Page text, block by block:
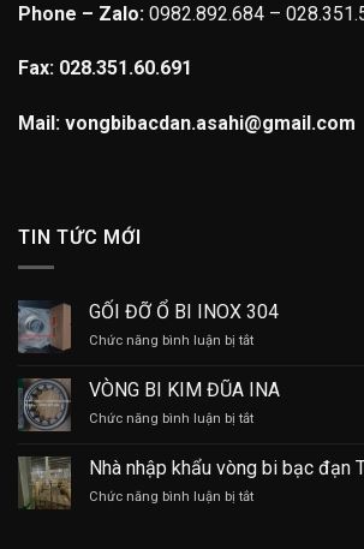
Phone – Zalo: 0982.892.684 –
Fax: 028.351.60.691
Mail: vongbibacdan.asahi@gmail.com
TIN TỨC MỚI
GỐI ĐỠ Ổ BI INOX 304
Chức năng bình luận bị tắtở
ĐỠ
Ổ
BI
304
VÒNG BI KIM ĐŨA INA
Chức năng bình luận bị tắtở
BI
KIM
ĐŨA
Nhà nhập khẩu vòng bi bạc đạn
Chức năng bình luận bị tắtở